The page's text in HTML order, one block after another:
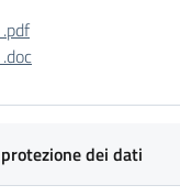
dei dati